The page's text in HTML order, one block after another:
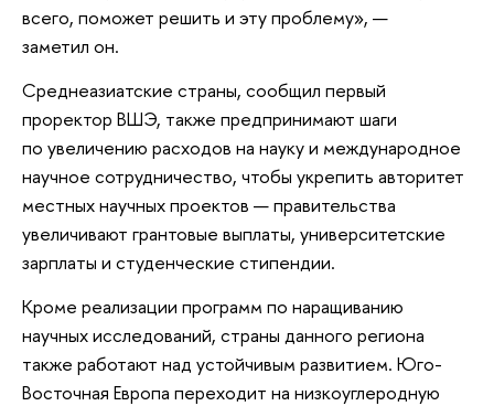
всего, поможет решить и эту проблему», —
заметил он.
Среднеазиатские страны, сообщил первый
проректор ВШЭ, также предпринимают шаги
по увеличению расходов на науку и международное
научное сотрудничество, чтобы укрепить авторитет
местных научных проектов — правительства
увеличивают грантовые выплаты, университетские
зарплаты и студенческие стипендии.
Кроме реализации программ по наращиванию
научных исследований, страны данного региона
также работают над устойчивым развитием. Юго-
Восточная Европа переходит на низкоуглеродную